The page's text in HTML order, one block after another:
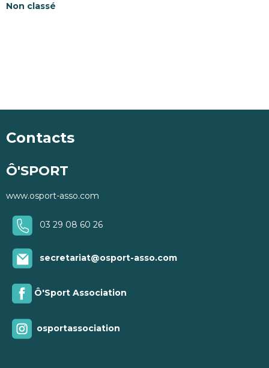
Non classé
Contacts
Ô'SPORT
www.osport-asso.com
03 29 08 60 26
secretariat@osport-asso.com
Ô'Sport Association
osportassociation